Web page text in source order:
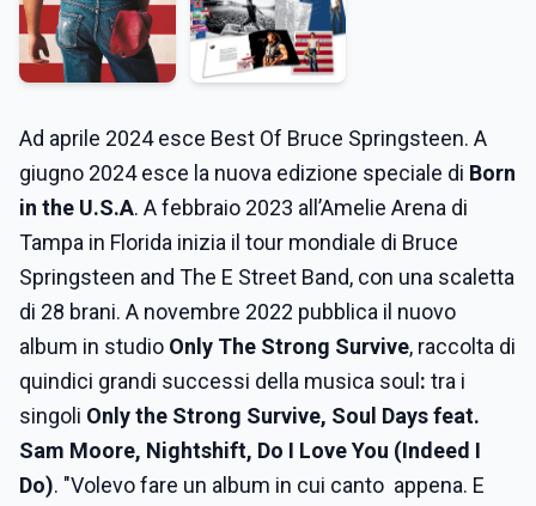
Ad aprile 2024 esce Best Of Bruce Springsteen. A
giugno 2024 esce la nuova edizione speciale di Born
in the U.S.A. A febbraio 2023 all’Amelie Arena di
Tampa in Florida inizia il tour mondiale di Bruce
Springsteen and The E Street Band, con una scaletta
di 28 brani. A novembre 2022 pubblica il nuovo
album in studio Only The Strong Survive, raccolta di
quindici grandi successi della musica soul : tra i
singoli Only the Strong Survive, Soul Days feat.
Sam Moore, Nightshift, Do I Love You (Indeed I
Do). "Volevo fare un album in cui canto appena. E